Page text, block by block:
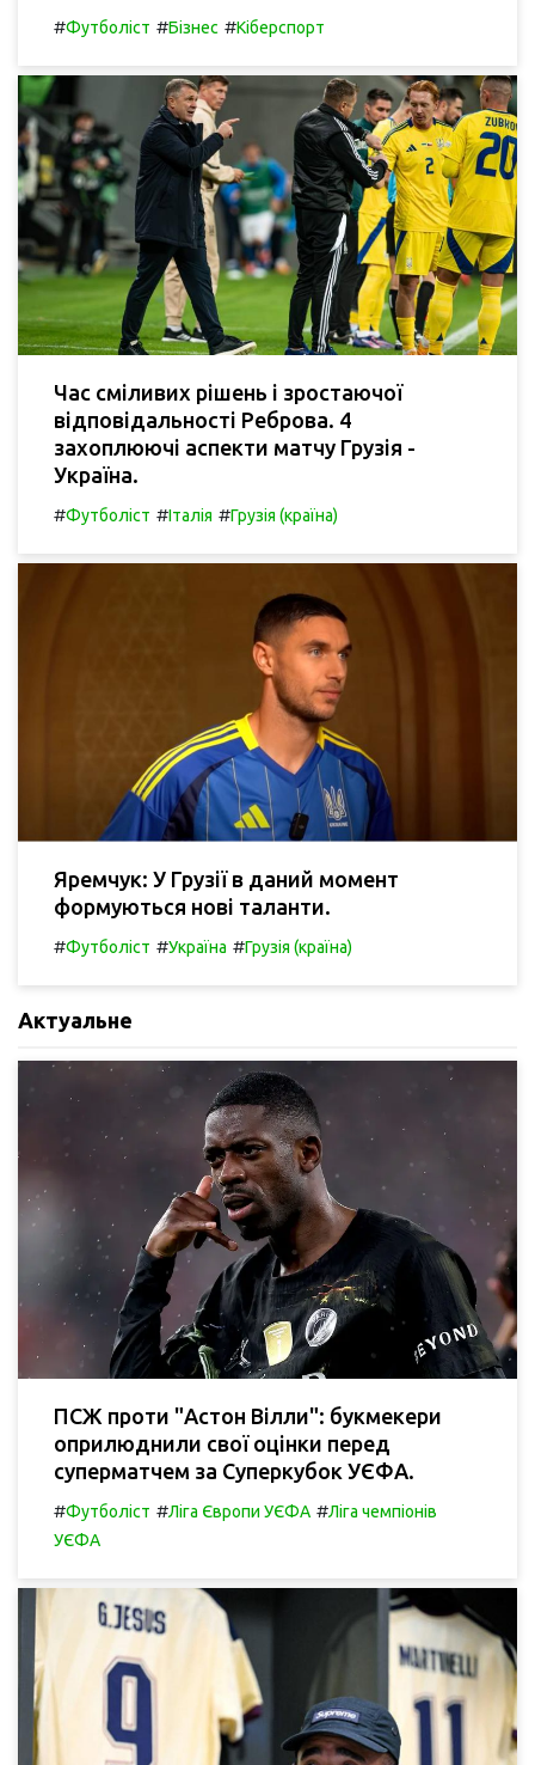
#Футболіст #Бізнес #Кіберспорт
Час сміливих рішень і зростаючої
відповідальності Реброва. 4
захоплюючі аспекти матчу Грузія -
Україна.
#Футболіст #Італія #Грузія (країна)
Яремчук: У Грузії в даний момент
формуються нові таланти.
#Футболіст #Україна #Грузія (країна)
Актуальне
ПСЖ проти "Астон Вілли": букмекери
оприлюднили свої оцінки перед
суперматчем за Суперкубок УЄФА.
#Футболіст #Ліга Європи УЄФА #Ліга чемпіонів
УЄФА